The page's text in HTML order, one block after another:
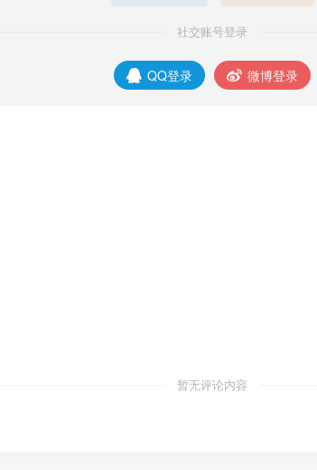
社交账号登录
QQ登录 微博登录
暂无评论内容